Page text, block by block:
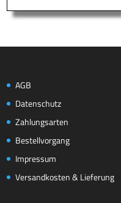
AGB
Datenschutz
Zahlungsarten
Bestellvorgang
Impressum
Versandkosten & Lieferung